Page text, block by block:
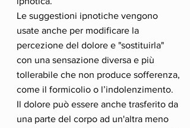
Le suggestioni ipnotiche vengono
usate anche per modificare la
percezione del dolore e "sostituirla"
con una sensazione diversa e più
tollerabile che non produce sofferenza,
come il formicolio o l’indolenzimento.
Il dolore può essere anche trasferito da
una parte del corpo ad un'altra meno